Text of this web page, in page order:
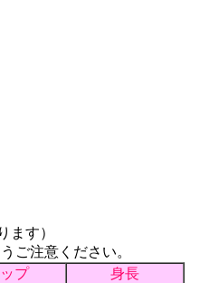
ます）
ご注意ください。
プ
身長